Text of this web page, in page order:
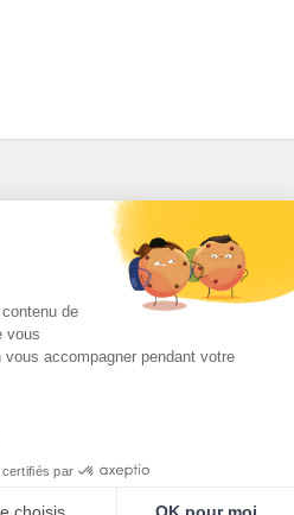
de
vous
accompagner pendant votre
par